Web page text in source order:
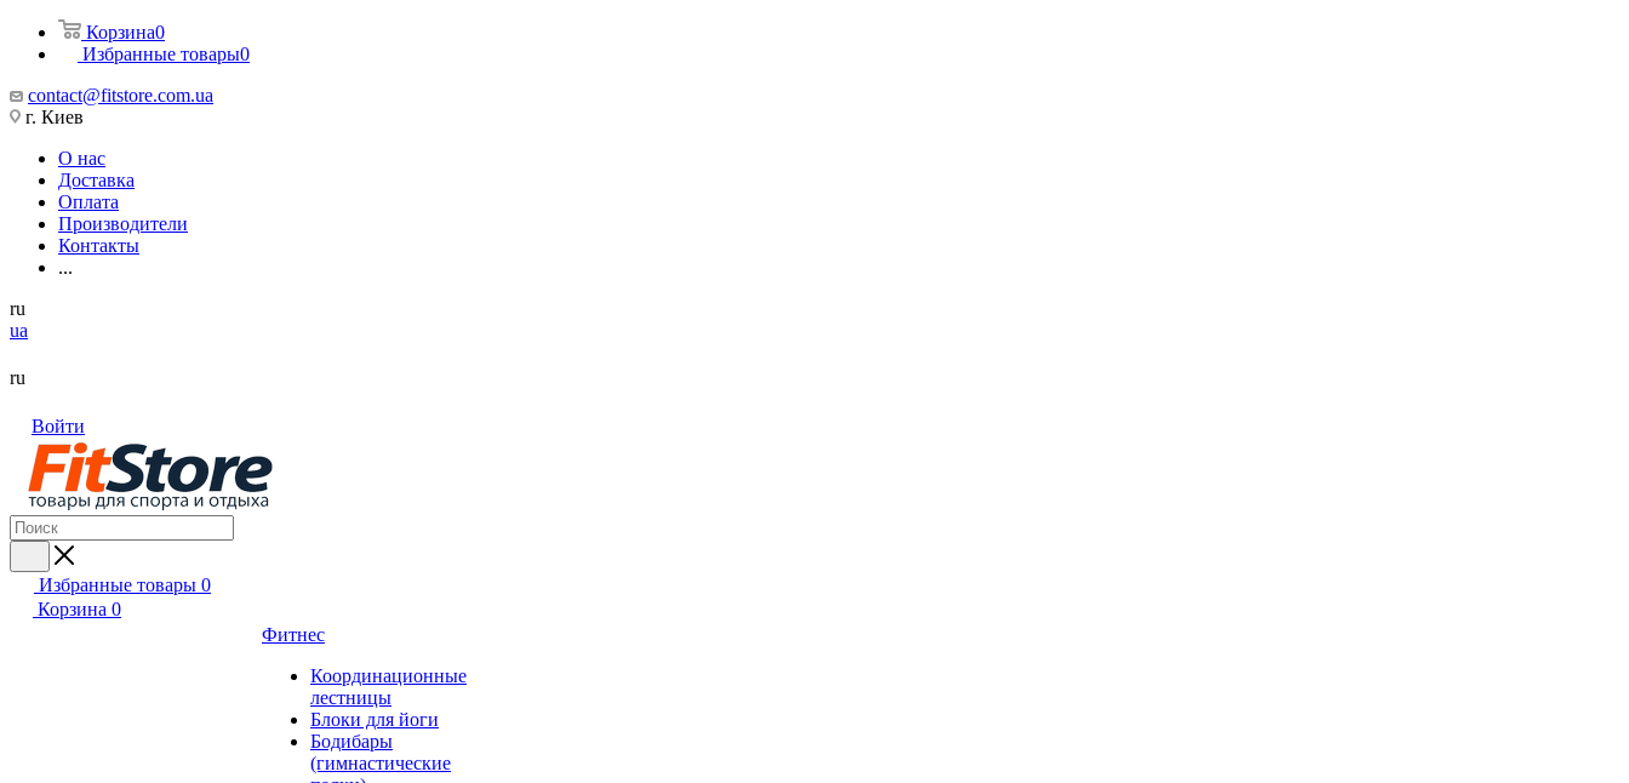
Корзина0
Избранные товары0
contact@fitstore.com.ua
г. Киев
О нас
Доставка
Оплата
Производители
Контакты
...
ru
ua
ru
Войти
Избранные товары 0
Корзина 0
Фитнес
Координационные
лестницы
Блоки для йоги
Бодибары
(гимнастические